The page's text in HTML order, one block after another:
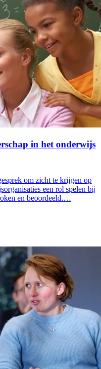
in het onderwijs
om zicht te krijgen op
een rol spelen bij
en beoordeeld.…